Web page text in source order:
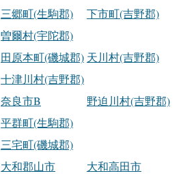
三郷町(生駒郡)
下市町(吉野郡)
曽爾村(宇陀郡)
田原本町(磯城郡) 天川村(吉野郡)
十津川村(吉野郡)
奈良市B 野迫川村(吉野郡)
平群町(生駒郡)
三宅町(磯城郡)
大和郡山市
大和高田市